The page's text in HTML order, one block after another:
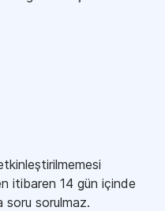
itibaren 14 gün içinde
soru sorulmaz.